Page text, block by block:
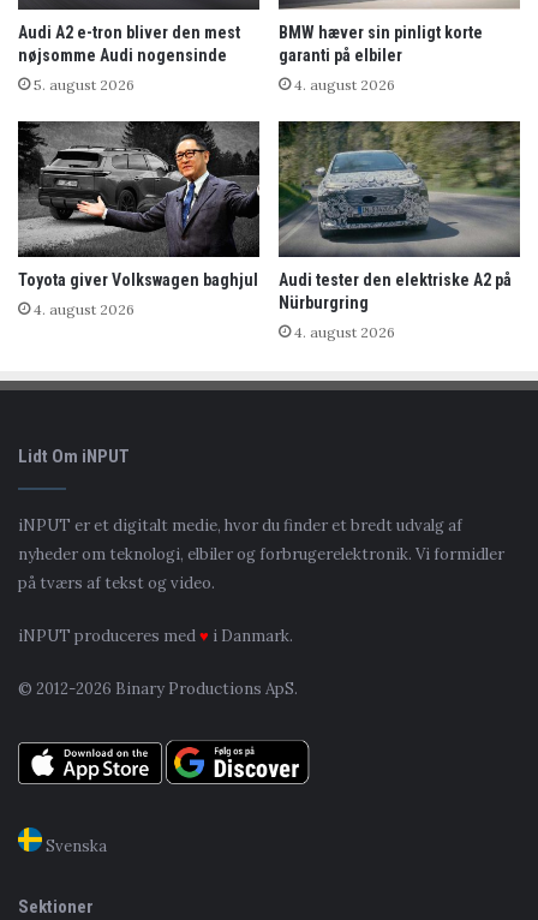
Audi A2 e-tron bliver den mest
nøjsomme Audi nogensinde
5. august 2026
BMW hæver sin pinligt korte
garanti på elbiler
4. august 2026
Toyota giver Volkswagen baghjul
4. august 2026
Audi tester den elektriske A2 på
Nürburgring
4. august 2026
Lidt Om iNPUT
iNPUT er et digitalt medie, hvor du finder et bredt udvalg af
nyheder om teknologi, elbiler og forbrugerelektronik. Vi formidler
på tværs af tekst og video.
iNPUT produceres med♥ i Danmark.
© 2012-2026 Binary Productions ApS.
Svenska
Sektioner